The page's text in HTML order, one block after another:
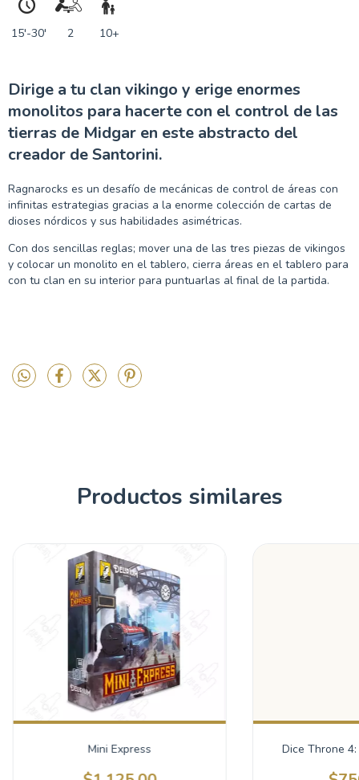
15'-30' 2 10+
Dirige a tu clan vikingo y erige enormes
monolitos para hacerte con el control de las
tierras de Midgar en este abstracto del
creador de Santorini.
Ragnarocks es un desafío de mecánicas de control de áreas con
infinitas estrategias gracias a la enorme colección de cartas de
dioses nórdicos y sus habilidades asimétricas.
Con dos sencillas reglas; mover una de las tres piezas de vikingos
y colocar un monolito en el tablero, cierra áreas en el tablero para
con tu clan en su interior para puntuarlas al final de la partida.
Productos similares
Mini Express Dice Throne